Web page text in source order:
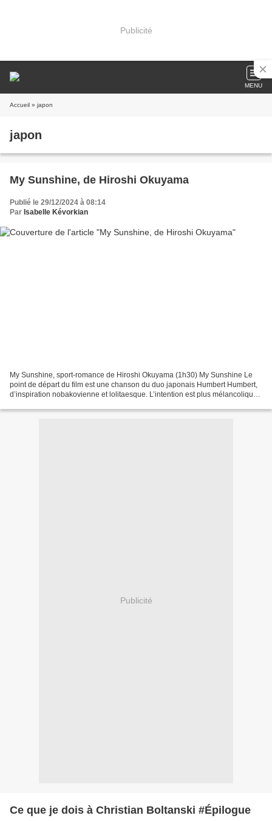
Publicité
MENU
Accueil » japon
japon
My Sunshine, de Hiroshi Okuyama
Publié le 29/12/2024 à 08:14
Par Isabelle Kévorkian
My Sunshine, sport-romance de Hiroshi Okuyama (1h30) My Sunshine Le
point de départ du film est une chanson du duo japonais Humbert Humbert,
d’inspiration nobakovienne et lolitaesque. L’intention est plus mélancolique
Publicité
Ce que je dois à Christian Boltanski #Épilogue